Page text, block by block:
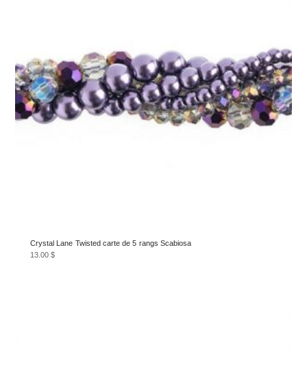
Crystal Lane Twisted carte de 5 rangs Scabiosa
13.00$